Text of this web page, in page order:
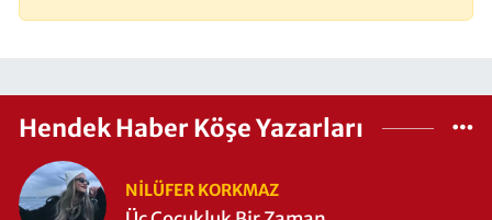
Hendek Haber Köşe Yazarları
NILÜFER KORKMAZ